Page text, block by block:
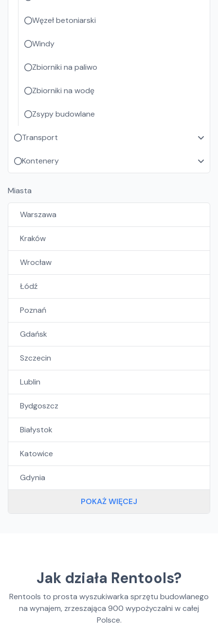
Węzeł betoniarski
Windy
Zbiorniki na paliwo
Zbiorniki na wodę
Zsypy budowlane
Transport
Kontenery
Miasta
Warszawa
Kraków
Wrocław
Łódź
Poznań
Gdańsk
Szczecin
Lublin
Bydgoszcz
Białystok
Katowice
Gdynia
POKAŻ WIĘCEJ
Jak działa Rentools?
Rentools to prosta wyszukiwarka sprzętu budowlanego
na wynajem, zrzeszająca 900 wypożyczalni w całej
Polsce.